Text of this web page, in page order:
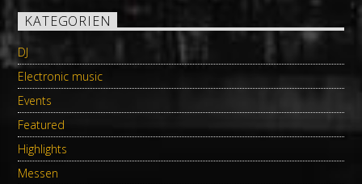
KATEGORIEN
DJ
Electronic music
Events
Featured
Highlights
Messen